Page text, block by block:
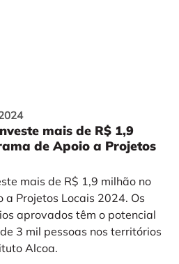
mais de R$ 1,9
de Apoio a Projetos
mais de R$ 1,9 milhão no
a Projetos Locais 2024. Os
aprovados têm o potencial
3 mil pessoas nos territórios
Alcoa.